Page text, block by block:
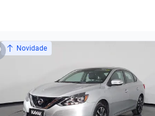
Novidade